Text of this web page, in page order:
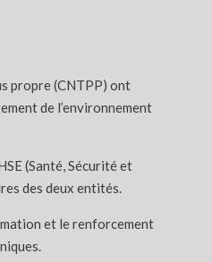
propre (CNTPP) ont
de l’environnement
(Santé, Sécurité et
des deux entités.
et le renforcement